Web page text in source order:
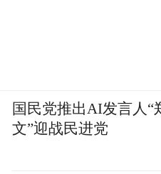
国民党推出AI发言人“
文”迎战民进党